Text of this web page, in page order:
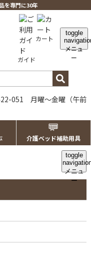
を専門に30年
ガイド
カート
toggle
メニュ
ー
介護ベッド補助用具
toggle
メニュ
ー